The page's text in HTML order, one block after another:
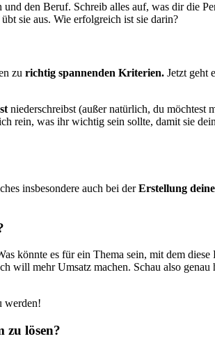
den Beruf. Schreib alles auf, was dir die
sie aus. Wie erfolgreich ist sie darin?
zu richtig spannenden Kriterien. Jetzt geht
niederschreibst (außer natürlich, du möchtest
rein, was ihr wichtig sein sollte, damit sie
insbesondere auch bei derErstellung
könnte es für ein Thema sein, mit dem
will mehr Umsatz machen. Schau also
werden!
zu lösen?